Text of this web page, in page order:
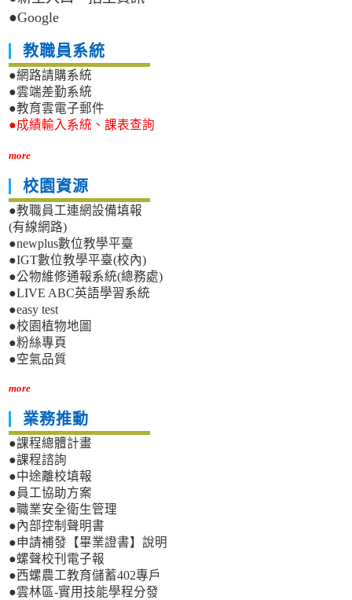
●Google
教職員系統
●網路請購系統
●雲端差勤系統
●教育雲電子郵件
●成績輸入系統、課表查詢
more
校園資源
●教職員工連網設備填報
(有線網路)
●newplus數位教學平臺
●IGT數位教學平臺(校內)
●公物維修通報系統(總務處)
●LIVE ABC英語學習系統
●easy test
●校園植物地圖
●粉絲專頁
●空氣品質
more
業務推動
●課程總體計畫
●課程諮詢
●中途離校填報
●員工協助方案
●職業安全衛生管理
●內部控制聲明書
●申請補發【畢業證書】說明
●螺聲校刊電子報
●西螺農工教育儲蓄402專戶
●雲林區-實用技能學程分發